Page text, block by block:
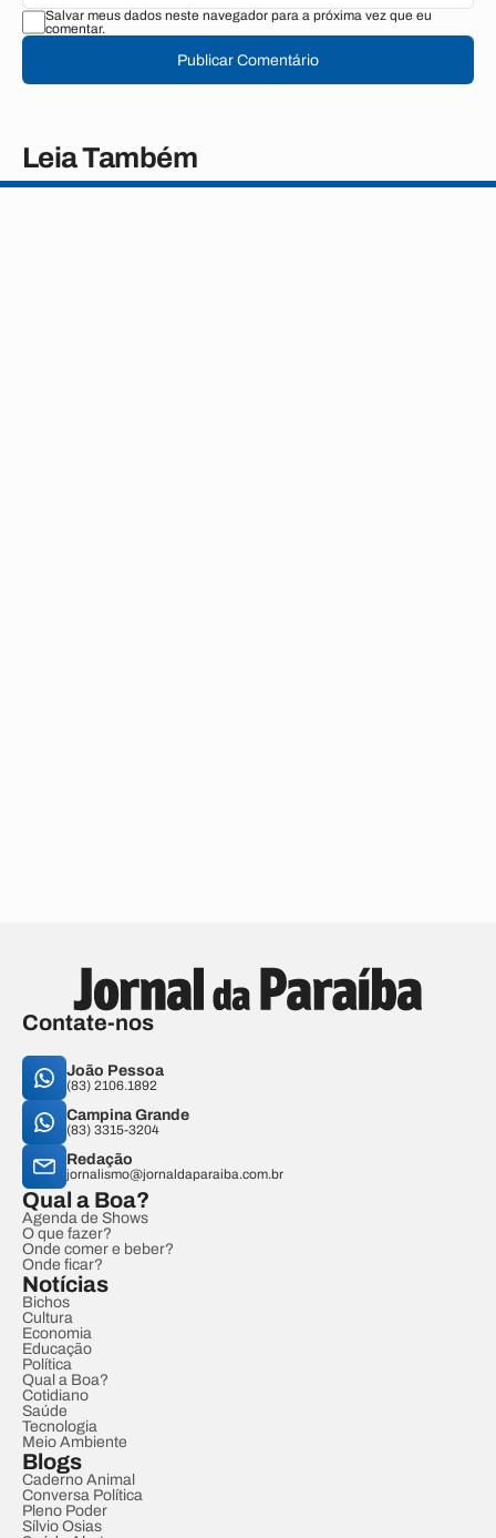
Salvar meus dados neste navegador para a próxima vez que eu
comentar.
Publicar Comentário
Leia Também
Contate-nos
João Pessoa
(83) 2106.1892
Campina Grande
(83) 3315-3204
Redação
jornalismo@jornaldaparaiba.com.br
Qual a Boa?
Agenda de Shows
O que fazer?
Onde comer e beber?
Onde ficar?
Notícias
Bichos
Cultura
Economia
Educação
Política
Qual a Boa?
Cotidiano
Saúde
Tecnologia
Meio Ambiente
Blogs
Caderno Animal
Conversa Política
Pleno Poder
Sílvio Osias